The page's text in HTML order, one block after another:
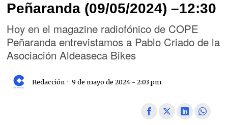
Peñaranda (09/05/2024) –12:30
Hoy en el magazine radiofónico de COPE
Peñaranda entrevistamos a Pablo Criado de la
Asociación Aldeaseca Bikes
Redacción 9 de mayo de 2024 - 2:03 pm